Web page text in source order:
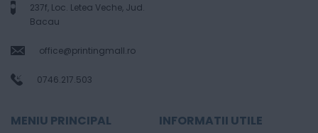
237f, Loc. Letea Veche, Jud.
Bacau
office@printingmall.ro
0746.217.503
MENIU PRINCIPAL INFORMATII UTILE